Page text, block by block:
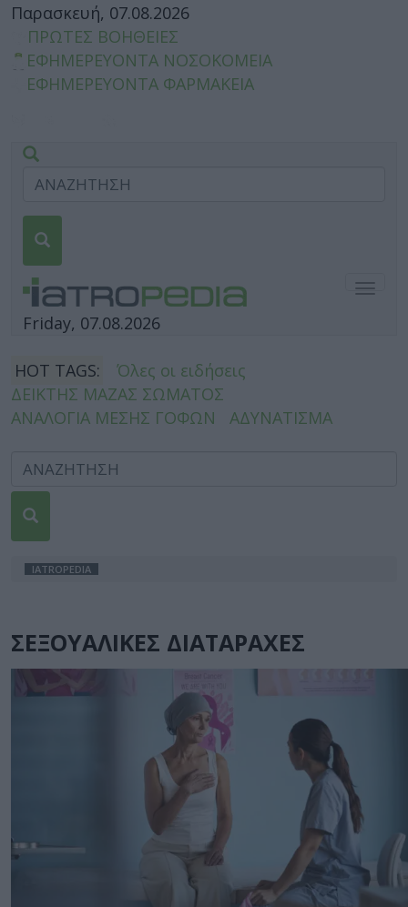
Παρασκευή, 07.08.2026
ΠΡΩΤΕΣ ΒΟΗΘΕΙΕΣ
ΕΦΗΜΕΡΕΥΟΝΤΑ ΝΟΣΟΚΟΜΕΙΑ
ΕΦΗΜΕΡΕΥΟΝΤΑ ΦΑΡΜΑΚΕΙΑ
Friday, 07.08.2026
HOT TAGS:
Όλες οι ειδήσεις
ΔΕΙΚΤΗΣ ΜΑΖΑΣ ΣΩΜΑΤΟΣ
ΑΝΑΛΟΓΙΑ ΜΕΣΗΣ ΓΟΦΩΝ
ΑΔΥΝΑΤΙΣΜΑ
IATROPEDIA
ΣΕΞΟΥΑΛΙΚΕΣ ΔΙΑΤΑΡΑΧΕΣ